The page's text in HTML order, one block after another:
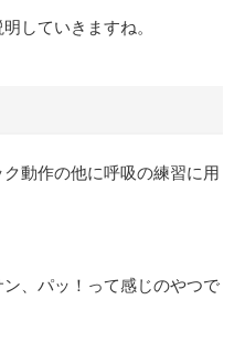
していきますね。
動作の他に呼吸の練習に用
、パッ！って感じのやつで